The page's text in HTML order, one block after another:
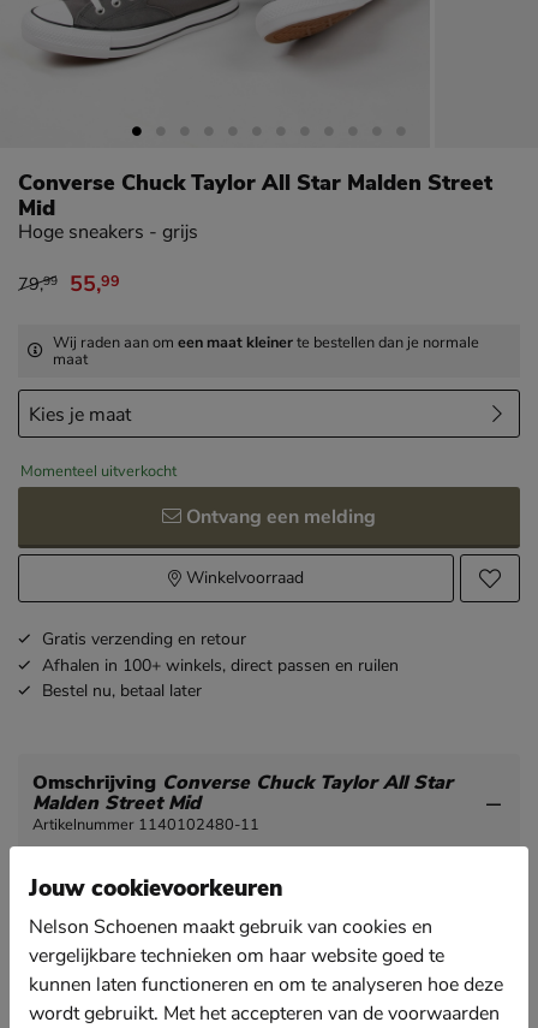
Converse Chuck Taylor All Star Malden Street
Mid
Hoge sneakers - grijs
van € 79,99 voor € 55,99
79,99 55,99
Wij raden aan om een maat kleinerte bestellen dan je normale
maat
Momenteel uitverkocht
Ontvang een melding
Winkelvoorraad
Gratis verzending en retour
Afhalen in 100+ winkels, direct passen en ruilen
Bestel nu, betaal later
Omschrijving Converse Chuck Taylor All Star
Malden Street Mid
Artikelnummer 1140102480-11
Converse Chuck Taylor All Star Malden Street Mid
Deze halfhoge Converse zijn comfortabel en perfect
voor het festival seizoen.
Uitgevoerd in een combinatie van canvas en suède.
Jouw cookievoorkeuren
Nelson Schoenen maakt gebruik van cookies en
vergelijkbare technieken om haar website goed te
kunnen laten functioneren en om te analyseren hoe deze
wordt gebruikt. Met het accepteren van de voorwaarden